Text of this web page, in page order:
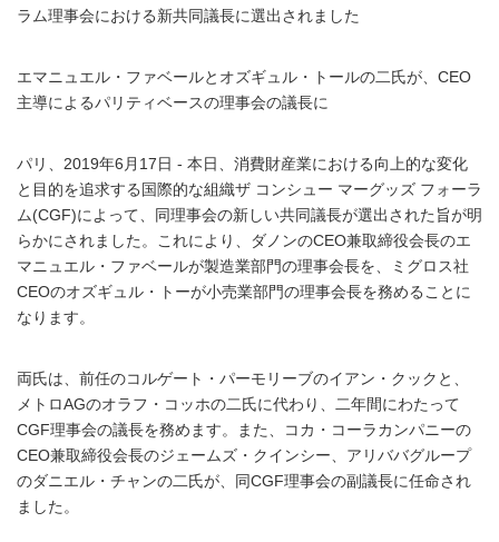
ラム理事会における新共同議長に選出されました
エマニュエル・ファベールとオズギュル・トールの二氏が、CEO
主導によるパリティベースの理事会の議長に
パリ、2019年6月17日 - 本日、消費財産業における向上的な変化
と目的を追求する国際的な組織ザ コンシュー マーグッズ フォーラ
ム(CGF)によって、同理事会の新しい共同議長が選出された旨が明
らかにされました。これにより、ダノンのCEO兼取締役会長のエ
マニュエル・ファベールが製造業部門の理事会長を、ミグロス社
CEOのオズギュル・トーが小売業部門の理事会長を務めることに
なります。
両氏は、前任のコルゲート・パーモリーブのイアン・クックと、
メトロAGのオラフ・コッホの二氏に代わり、二年間にわたって
CGF理事会の議長を務めます。また、コカ・コーラカンパニーの
CEO兼取締役会長のジェームズ・クインシー、アリババグループ
のダニエル・チャンの二氏が、同CGF理事会の副議長に任命され
ました。